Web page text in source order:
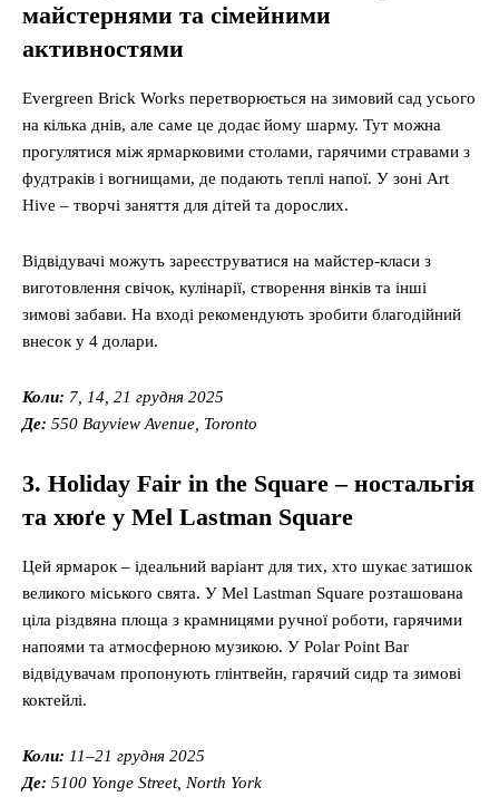
майстернями та сімейними
активностями
Evergreen Brick Works перетворюється на зимовий сад усього
на кілька днів, але саме це додає йому шарму. Тут можна
прогулятися між ярмарковими столами, гарячими стравами з
фудтраків і вогнищами, де подають теплі напої. У зоні Art
Hive – творчі заняття для дітей та дорослих.
Відвідувачі можуть зареєструватися на майстер-класи з
виготовлення свічок, кулінарії, створення вінків та інші
зимові забави. На вході рекомендують зробити благодійний
внесок у 4 долари.
Коли: 7, 14, 21 грудня 2025
Де: 550 Bayview Avenue, Toronto
3. Holiday Fair in the Square – ностальгія
та хюґе у Mel Lastman Square
Цей ярмарок – ідеальний варіант для тих, хто шукає затишок
великого міського свята. У Mel Lastman Square розташована
ціла різдвяна площа з крамницями ручної роботи, гарячими
напоями та атмосферною музикою. У Polar Point Bar
відвідувачам пропонують глінтвейн, гарячий сидр та зимові
коктейлі.
Коли: 11–21 грудня 2025
Де: 5100 Yonge Street, North York